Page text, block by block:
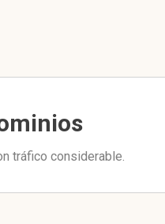
tráfico considerable.